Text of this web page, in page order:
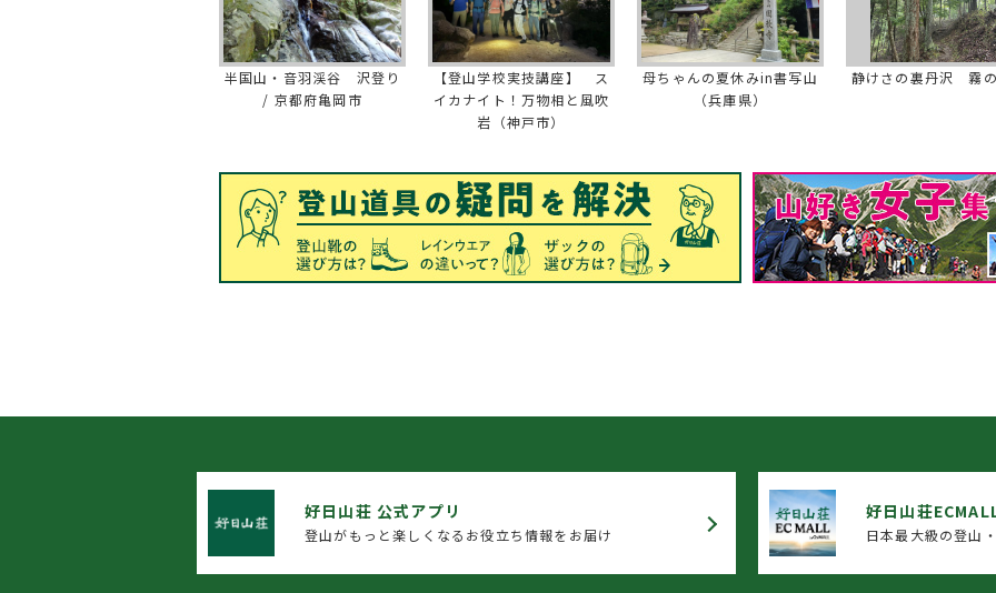
半国山・音羽渓谷 沢登り
/ 京都府亀岡市
【登山学校実技講座】 ス
イカナイト！万物相と風吹
岩（神戸市）
母ちゃんの夏休みin書写山
（兵庫県）
静けさの裏丹沢 霧
好日山荘 公式アプリ
登山がもっと楽しくなるお役立ち情報をお届け
好日山荘
日本最大級の登山